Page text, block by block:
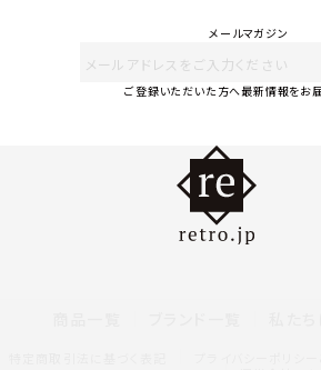
メールマガジン
ご登録いただいた方へ最新情報をお届